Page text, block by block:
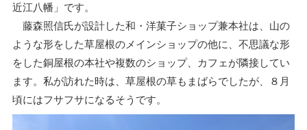
近江八幡」です。
藤森照信氏が設計した和・洋菓子ショップ兼本社は、山の
ような形をした草屋根のメインショップの他に、不思議な形
をした銅屋根の本社や複数のショップ、カフェが隣接してい
ます。私が訪れた時は、草屋根の草もまばらでしたが、８月
頃にはフサフサになるそうです。